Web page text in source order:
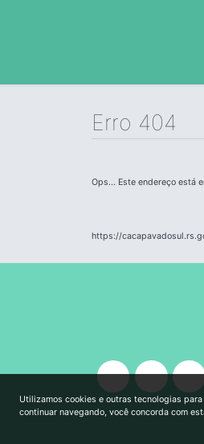
Erro 404
Ops... Este endereço está
https://
Utilizamos cookies e outras tecnologias
continuar navegando, você concorda com